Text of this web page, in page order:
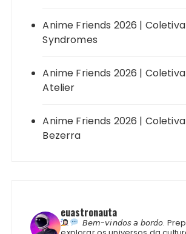
Anime Friends 2026 |
Syndromes
Anime Friends 2026 |
Atelier
Anime Friends 2026 |
Bezerra
euastronauta
𝘉𝘦𝘮-𝘷𝘪𝘯𝘥𝘰𝘴 𝘢 𝘣𝘰𝘳𝘥𝘰.